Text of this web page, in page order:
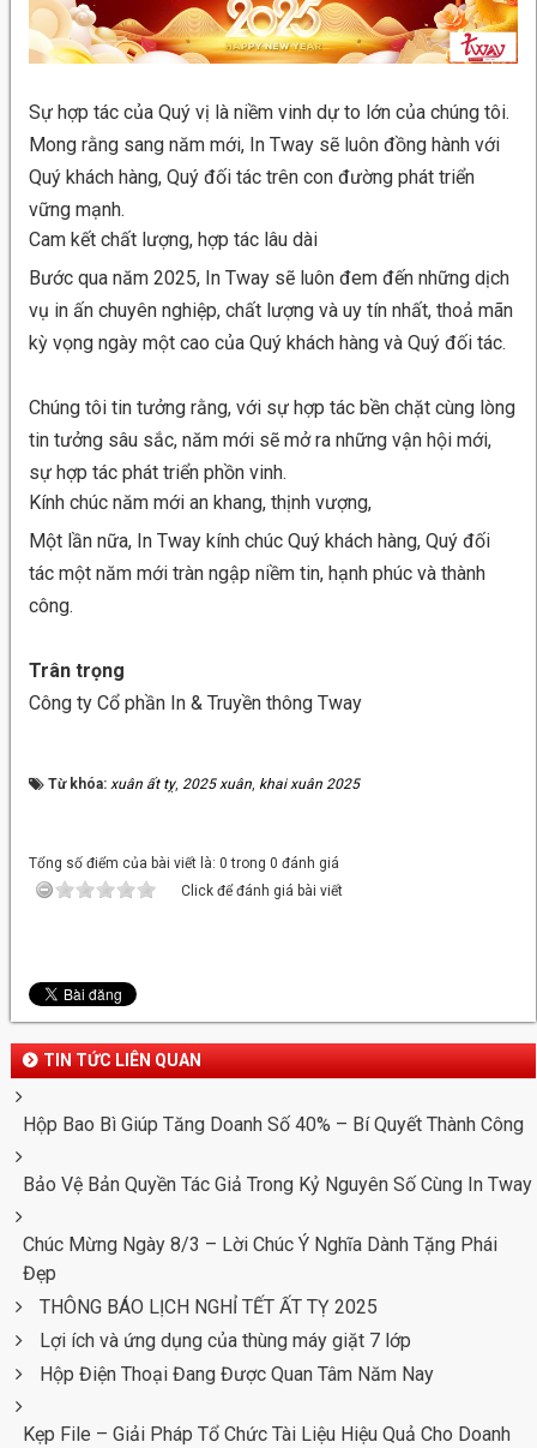
Sự hợp tác của Quý vị là niềm vinh dự to lớn của chúng tôi.
Mong rằng sang năm mới, In Tway sẽ luôn đồng hành với
Quý khách hàng, Quý đối tác trên con đường phát triển
vững mạnh.
Cam kết chất lượng, hợp tác lâu dài
Bước qua năm 2025, In Tway sẽ luôn đem đến những dịch
vụ in ấn chuyên nghiệp, chất lượng và uy tín nhất, thoả mãn
kỳ vọng ngày một cao của Quý khách hàng và Quý đối tác.
Chúng tôi tin tưởng rằng, với sự hợp tác bền chặt cùng lòng
tin tưởng sâu sắc, năm mới sẽ mở ra những vận hội mới,
sự hợp tác phát triển phồn vinh.
Kính chúc năm mới an khang, thịnh vượng,
Một lần nữa, In Tway kính chúc Quý khách hàng, Quý đối
tác một năm mới tràn ngập niềm tin, hạnh phúc và thành
công.
Trân trọng
Công ty Cổ phần In & Truyền thông Tway
Từ khóa:xuân ất tỵ,2025 xuân, khai xuân 2025
Tổng số điểm của bài viết là: 0 trong 0 đánh giá
Click để đánh giá bài viết
TIN TỨC LIÊN QUAN
Hộp Bao Bì Giúp Tăng Doanh Số 40% – Bí Quyết Thành Công
Bảo Vệ Bản Quyền Tác Giả Trong Kỷ Nguyên Số Cùng In Tway
Chúc Mừng Ngày 8/3 – Lời Chúc Ý Nghĩa Dành Tặng Phái
Đẹp
THÔNG BÁO LỊCH NGHỈ TẾT ẤT TỴ 2025
Lợi ích và ứng dụng của thùng máy giặt 7 lớp
Hộp Điện Thoại Đang Được Quan Tâm Năm Nay
Kẹp File – Giải Pháp Tổ Chức Tài Liệu Hiệu Quả Cho Doanh